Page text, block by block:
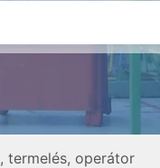
termelés, operátor